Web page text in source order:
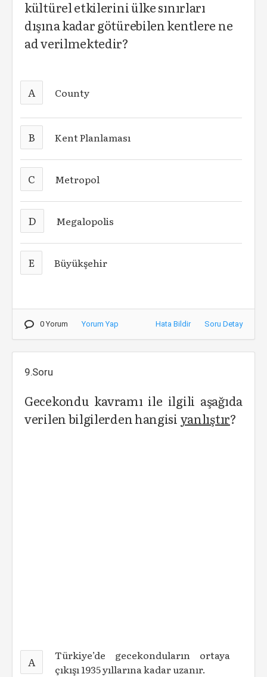
kültürel etkilerini ülke sınırları
dışına kadar götürebilen kentlere ne
ad verilmektedir?
A County
B Kent Planlaması
C Metropol
D Megalopolis
E Büyükşehir
0 Yorum Yorum Yap Hata Bildir Soru Detay
9.Soru
Gecekondu kavramı ile ilgili aşağıda
verilen bilgilerden hangisi yanlıştır?
A
Türkiye’de gecekonduların ortaya
çıkışı 1935 yıllarına kadar uzanır.